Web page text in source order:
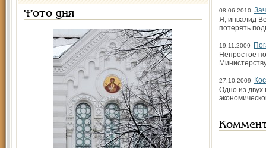
Фото дня 08.06.2010
Я, инвалид
потерять
19.11.2009
Непростое
27.10.2009
Одно из двух